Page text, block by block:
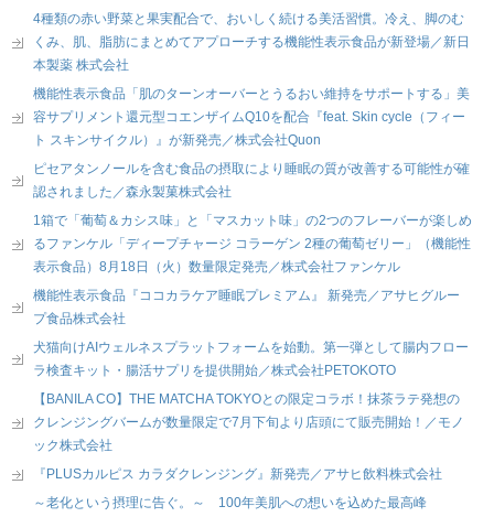
4種類の赤い野菜と果実配合で、おいしく続ける美活習慣。冷え、脚のむ
くみ、肌、脂肪にまとめてアプローチする機能性表示食品が新登場／新日
本製薬 株式会社
機能性表示食品「肌のターンオーバーとうるおい維持をサポートする」美
容サプリメント還元型コエンザイムQ10を配合『feat. Skin cycle（フィー
ト スキンサイクル）』が新発売／株式会社Quon
ピセアタンノールを含む食品の摂取により睡眠の質が改善する可能性が確
認されました／森永製菓株式会社
1箱で「葡萄＆カシス味」と「マスカット味」の2つのフレーバーが楽しめ
るファンケル「ディープチャージ コラーゲン 2種の葡萄ゼリー」（機能性
表示食品）8月18日（火）数量限定発売／株式会社ファンケル
機能性表示食品『ココカラケア睡眠プレミアム』 新発売／アサヒグルー
プ食品株式会社
犬猫向けAIウェルネスプラットフォームを始動。第一弾として腸内フロー
ラ検査キット・腸活サプリを提供開始／株式会社PETOKOTO
【BANILA CO】THE MATCHA TOKYOとの限定コラボ！抹茶ラテ発想の
クレンジングバームが数量限定で7月下旬より店頭にて販売開始！／モノ
ック株式会社
『PLUSカルピス カラダクレンジング』新発売／アサヒ飲料株式会社
～老化という摂理に告ぐ。～ 100年美肌への想いを込めた最高峰